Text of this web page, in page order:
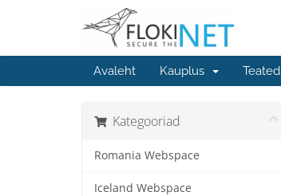
Avaleht Kauplus Teated
Kategooriad
Romania Webspace
Iceland Webspace